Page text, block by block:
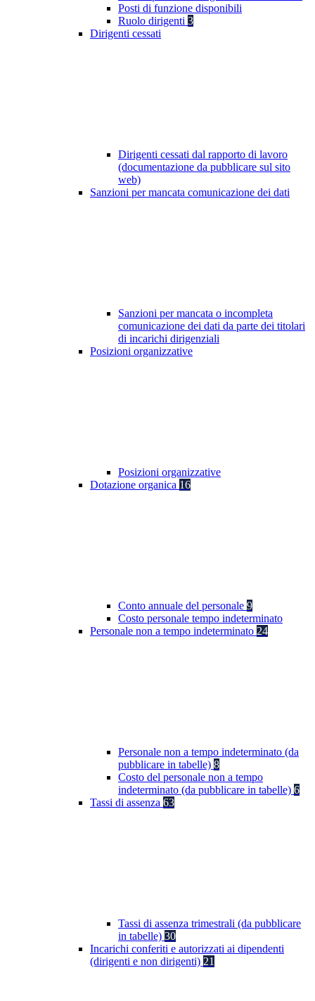
Posti di funzione disponibili
Ruolo dirigenti 3
Dirigenti cessati
Dirigenti cessati dal rapporto di lavoro
(documentazione da pubblicare sul sito
web)
Sanzioni per mancata comunicazione dei dati
Sanzioni per mancata o incompleta
comunicazione dei dati da parte dei titolari
di incarichi dirigenziali
Posizioni organizzative
Posizioni organizzative
Dotazione organica 16
Conto annuale del personale 9
Costo personale tempo indeterminato
Personale non a tempo indeterminato 24
Personale non a tempo indeterminato (da
pubblicare in tabelle) 8
Costo del personale non a tempo
indeterminato (da pubblicare in tabelle) 6
Tassi di assenza 63
Tassi di assenza trimestrali (da pubblicare
in tabelle) 30
Incarichi conferiti e autorizzati ai dipendenti
(dirigenti e non dirigenti) 21